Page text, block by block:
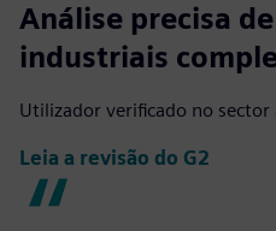
Análise precisa
industriais
Utilizador verificado no
Leia a revisão do G2